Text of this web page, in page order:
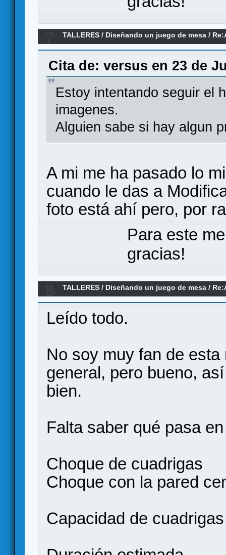
TALLERES / Diseñando un juego de mesa /
Cita de: versus en 23 de
Estoy intentando seguir el
imagenes.
Alguien sabe si hay algun
A mi me ha pasado lo
cuando le das a
foto está ahí pero, por
Para este
gracias!
TALLERES / Diseñando un juego de mesa /
Leído todo.
No soy muy fan de
general, pero bueno,
bien.
Falta saber qué pasa
Choque de cuadrigas
Choque con la pared
Capacidad de